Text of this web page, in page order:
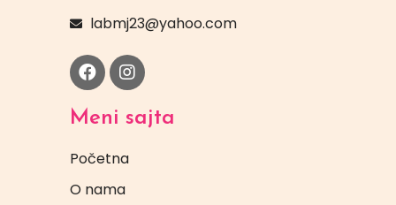
labmj23@yahoo.com
Meni sajta
Početna
O nama